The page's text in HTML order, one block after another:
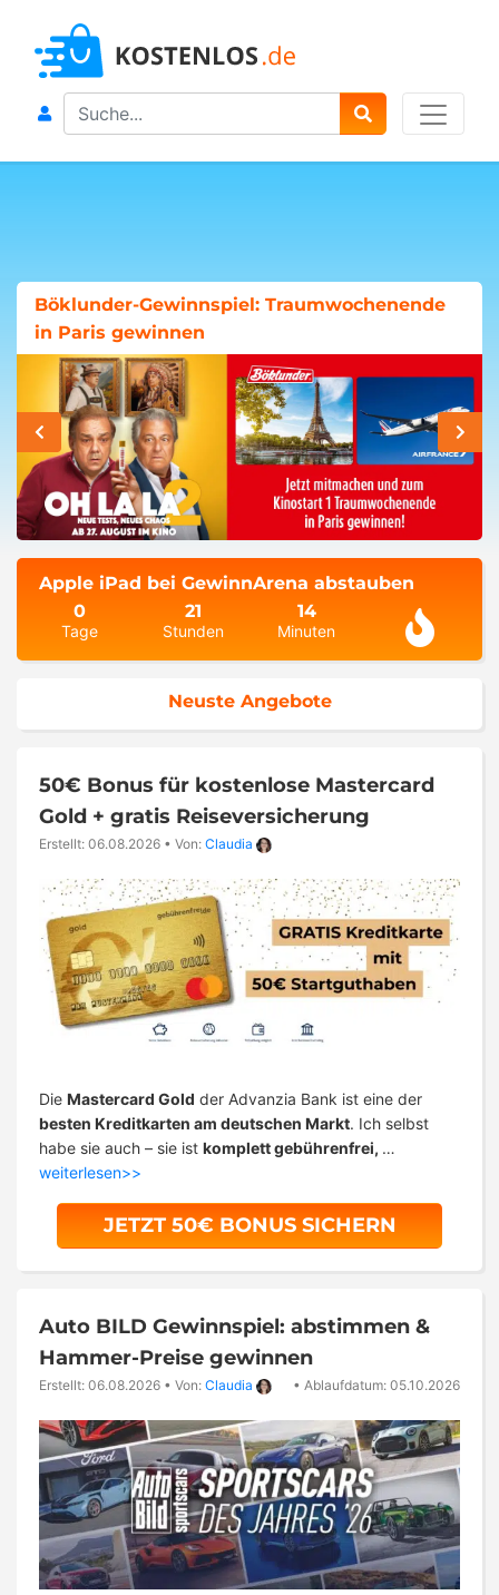
Search
Böklunder-Gewinnspiel: Traumwochenende
in Paris gewinnen
Apple iPad bei GewinnArena abstauben
0
Tage
21
Stunden
14
Minuten
Neuste Angebote
50€ Bonus für kostenlose Mastercard
Gold + gratis Reiseversicherung
Erstellt: 06.08.2026 • Von: Claudia
Die Mastercard Gold der Advanzia Bank ist eine der
besten Kreditkarten am deutschen Markt. Ich selbst
habe sie auch – sie ist komplett gebührenfrei, …
weiterlesen>>
JETZT 50€ BONUS SICHERN
Auto BILD Gewinnspiel: abstimmen &
Hammer-Preise gewinnen
Erstellt: 06.08.2026 • Von: Claudia • Ablaufdatum: 05.10.2026